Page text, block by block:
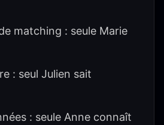
matching : seule Marie
: seul Julien sait
: seule Anne connaît